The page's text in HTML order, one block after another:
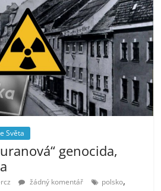
Světa
genocida,
žádný komentář polsko,